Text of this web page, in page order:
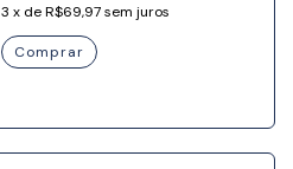
3 x deR$69,97sem juros